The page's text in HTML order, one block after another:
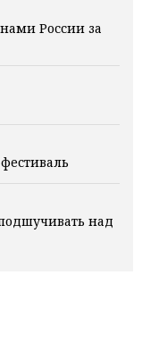
России за
над